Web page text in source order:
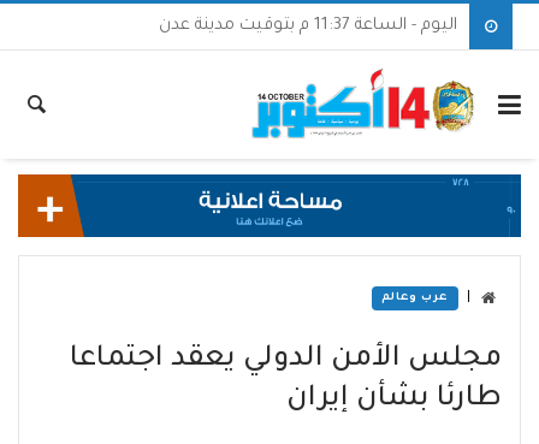
اليوم - الساعة 11:37 م بتوقيت مدينة عدن
عرب وعالم
مجلس الأمن الدولي يعقد اجتماعا
طارئا بشأن إيران